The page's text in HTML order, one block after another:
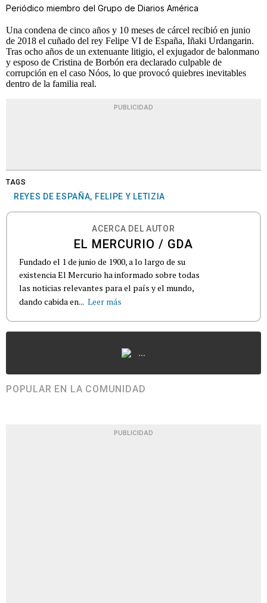
Periódico miembro del Grupo de Diarios América
Una condena de cinco años y 10 meses de cárcel recibió en junio
de 2018 el cuñado del rey Felipe VI de España, Iñaki Urdangarin.
Tras ocho años de un extenuante litigio, el exjugador de balonmano
y esposo de Cristina de Borbón era declarado culpable de
corrupción en el caso Nóos, lo que provocó quiebres inevitables
dentro de la familia real.
PUBLICIDAD
TAGS
REYES DE ESPAÑA, FELIPE Y LETIZIA
ACERCA DEL AUTOR
EL MERCURIO / GDA
Fundado el 1 de junio de 1900, a lo largo de su
existencia El Mercurio ha informado sobre todas
las noticias relevantes para el país y el mundo,
dando cabida en... Leer más
...
POPULAR EN LA COMUNIDAD
PUBLICIDAD